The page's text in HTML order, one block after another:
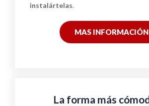
instalártelas.
MAS INFORMACIÓN
La forma más